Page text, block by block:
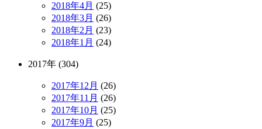
2018年4月 (25)
2018年3月 (26)
2018年2月 (23)
2018年1月 (24)
2017年 (304)
2017年12月 (26)
2017年11月 (26)
2017年10月 (25)
2017年9月 (25)